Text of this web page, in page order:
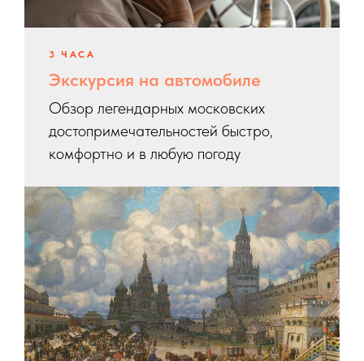
3 ЧАСА
Экскурсия на автомобиле
Обзор легендарных московских
достопримечательностей быстро,
комфортно и в любую погоду